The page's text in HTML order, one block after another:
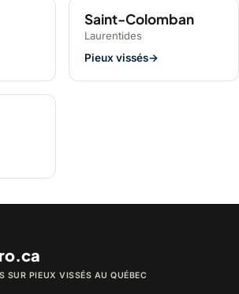
Saint-Colomban
Laurentides
Pieux vissés→
SUR PIEUX VISSÉS AU QUÉBEC